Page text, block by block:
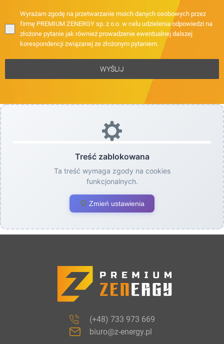
Wyrażam zgodę na przetwarzanie moich danych osobowych przez
firmę PREMIUM ZENERGY sp. z o.o. w celu udzielenia odpowiedzi na
złożone pytanie jak również prowadzenie ewentualnej dalszej
korespondencji związanej ze złożonym pytaniem.
WYŚLIJ
Treść zablokowana
Ta treść wymaga zgody na cookies
funkcjonalnych.
Zmień ustawienia
(+48) 733 973 669
biuro@z-energy.pl